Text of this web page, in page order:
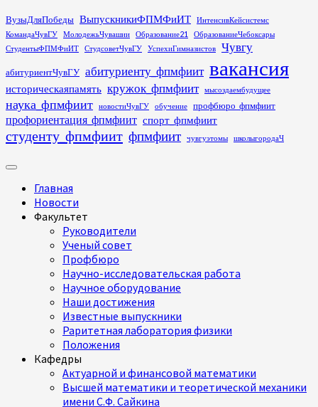
Перейти
к
содержимому
ВузыДляПобеды ВыпускникиФПМФиИТ
ИнтенсивКейсистемс
КомандаЧувГУ
МолодежьЧувашии Образование21
ОбразованиеЧебоксары
СтудентыФПМФиИТ
СтудсоветЧувГУ УспехиГимназистов Чувгу
абитуриентЧувГУ абитуриенту_фпмфиит вакансия
историческаяпамять кружок_фпмфиит мысоздаембудущее
наука_фпмфиит новостиЧувГУ обучение профбюро_фпмфиит
профориентация_фпмфиит спорт_фпмфиит
студенту_фпмфиит фпмфиит чувгуэтомы школыгородаЧ
Основное
Главная
Новости
Факультет
Руководители
Ученый совет
Профбюро
Научно-исследовательская работа
Научное оборудование
Наши достижения
Известные выпускники
Раритетная лаборатория физики
Положения
Кафедры
Актуарной и финансовой математики
Высшей математики и теоретической механики
имени С.Ф. Сайкина